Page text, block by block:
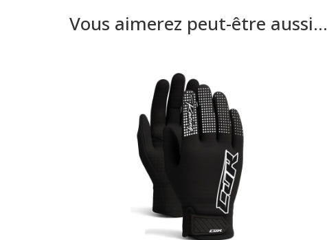
Vous aimerez peut-être aussi…